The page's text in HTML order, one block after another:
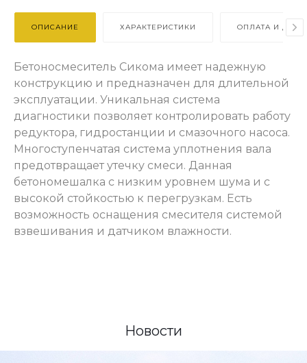
ОПИСАНИЕ ХАРАКТЕРИСТИКИ ОПЛАТА И
Бетоносмеситель Сикома имеет надежную
конструкцию и предназначен для длительной
эксплуатации. Уникальная система
диагностики позволяет контролировать работу
редуктора, гидростанции и смазочного насоса.
Многоступенчатая система уплотнения вала
предотвращает утечку смеси. Данная
бетономешалка с низким уровнем шума и с
высокой стойкостью к перегрузкам. Есть
возможность оснащения смесителя системой
взвешивания и датчиком влажности.
Новости